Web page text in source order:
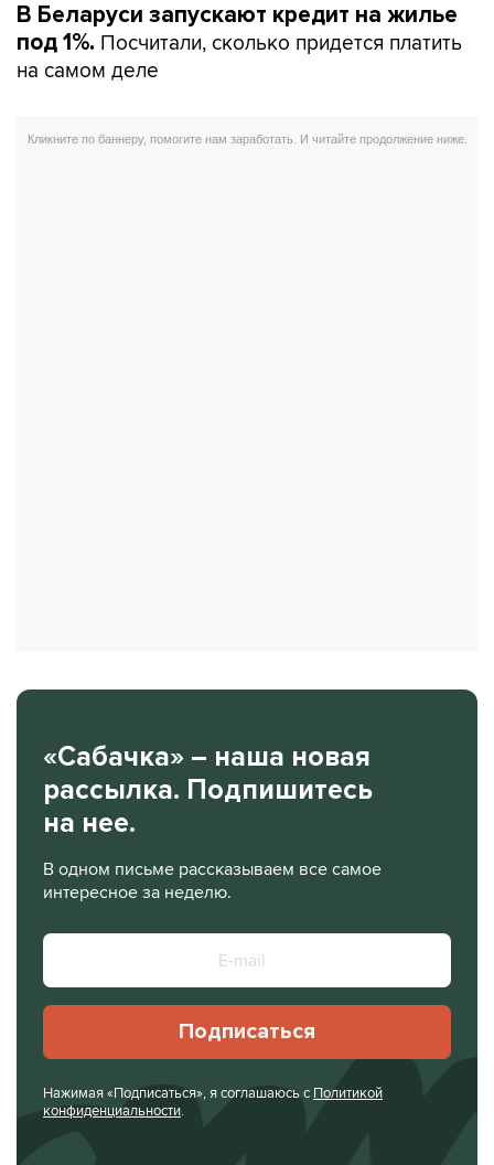
В Беларуси запускают кредит на жилье
под 1%. Посчитали, сколько придется платить
на самом деле
«Сабачка» – наша новая
рассылка. Подпишитесь
на нее.
В одном письме рассказываем все самое
интересное за неделю.
Подписаться
Нажимая «Подписаться», я соглашаюсь с Политикой
конфиденциальности.